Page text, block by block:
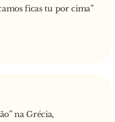
ficas tu por cima”
na Grécia,